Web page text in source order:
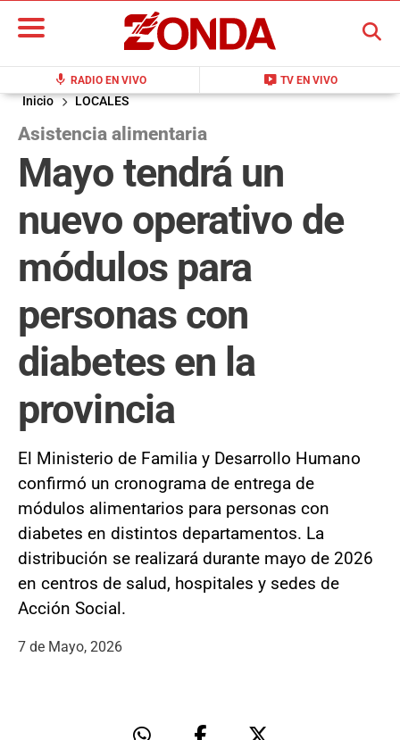
mic RADIO EN VIVO live_tv TV EN VIVO
BUSCAR
Inicio LOCALES
Asistencia alimentaria
Mayo tendrá un
nuevo operativo de
módulos para
personas con
diabetes en la
provincia
El Ministerio de Familia y Desarrollo Humano
confirmó un cronograma de entrega de
módulos alimentarios para personas con
diabetes en distintos departamentos. La
distribución se realizará durante mayo de 2026
en centros de salud, hospitales y sedes de
Acción Social.
7 de Mayo, 2026